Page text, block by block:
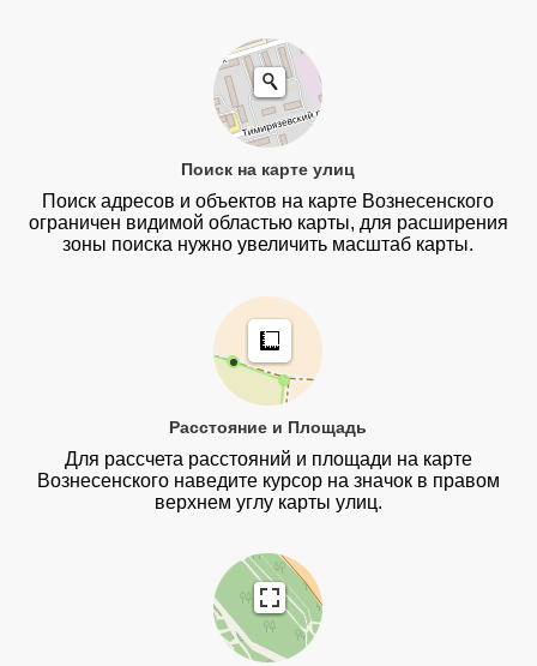
Поиск на карте улиц
Поиск адресов и объектов на карте Вознесенского
ограничен видимой областью карты, для расширения
зоны поиска нужно увеличить масштаб карты.
Расстояние и Площадь
Для рассчета расстояний и площади на карте
Вознесенского наведите курсор на значок в правом
верхнем углу карты улиц.